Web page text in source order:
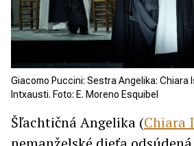
Giacomo Puccini: Sestra Angelika: Chiara
Intxausti. Foto: E. Moreno Esquibel
Šľachtičná Angelika (Chiara